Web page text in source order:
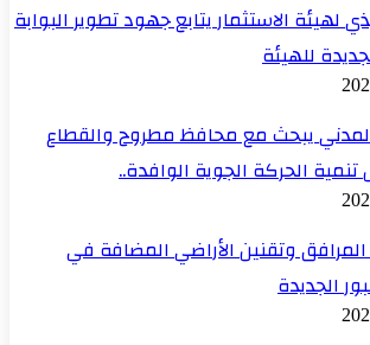
لهيئة الاستثمار يتابع جهود تطوير البوابة
للهيئة
المدني يبحث مع محافظ مطروح والقطاع
الحركة الجوية الوافدة..
المرافق وتقنين الأراضي المضافة في
الجديدة